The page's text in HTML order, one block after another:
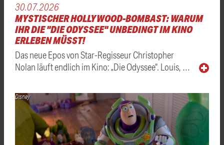
30.07.2026
MYSTISCHER HOLLYWOOD-BOMBAST: WARUM
IHR DIE "DIE ODYSSEE" UNBEDINGT IM KINO
ERLEBEN MÜSST!
Das neue Epos von Star-Regisseur Christopher
Nolan läuft endlich im Kino: „Die Odyssee“. Louis, …
Disney